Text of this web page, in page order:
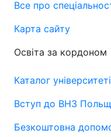
Все про
Карта сайту
Освіта за кордоном
Каталог
Вступ до ВНЗ
Безкоштовна